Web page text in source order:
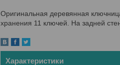
Оригинальная деревянная
хранения 11 ключей. На задней
Характеристики